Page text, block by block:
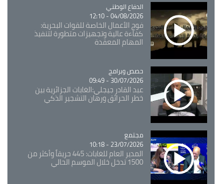
Catégorie
الدفاع الوطني
04/08/2026 - 12:10
فوج الأعمال الخاصة للقوات البحرية:
كفاءة عالية وتجهيزات متطورة لتنفيذ
المهام المعقدة
Catégorie
حصص وبرامج
30/07/2026 - 09:49
عبد القادر جيجلي:الغابات الجزائرية بين
خطر الحرائق ورهان التشجير الذكي
Catégorie
مجتمع
23/07/2026 - 10:18
المدير العام للغابات: 445 حريقاً وأكثر من
1500 تدخل خلال الموسم الحالي